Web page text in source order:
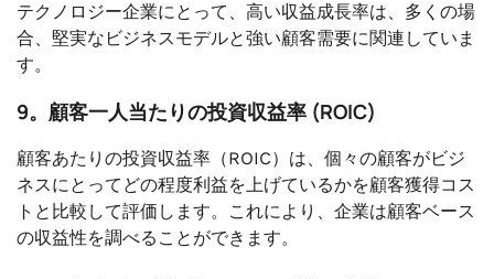
テクノロジー企業にとって、高い収益成長率は、多くの場
合、堅実なビジネスモデルと強い顧客需要に関連していま
す。
9。顧客一人当たりの投資収益率 (ROIC)
顧客あたりの投資収益率（ROIC）は、個々の顧客がビジ
ネスにとってどの程度利益を上げているかを顧客獲得コス
トと比較して評価します。これにより、企業は顧客ベース
の収益性を調べることができます。